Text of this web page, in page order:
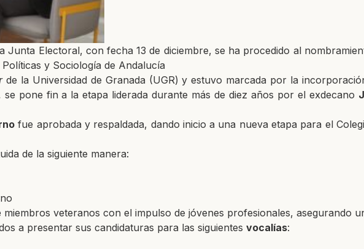
Electoral, con fecha 13 de diciembre, se ha procedido al
y Sociología de Andalucía
de la Universidad de Granada (UGR) y estuvo marcada por la
pone fin a la etapa liderada durante más de diez años por el exdecano
fue aprobada y respaldada, dando inicio a una nueva etapa para el
de la siguiente manera:
veteranos con el impulso de jóvenes profesionales, asegurando
a presentar sus candidaturas para las siguientes vocalías: